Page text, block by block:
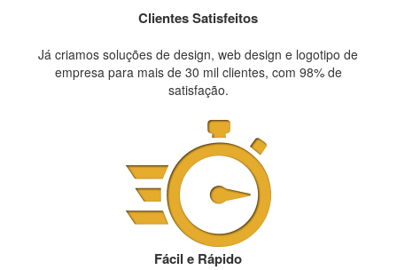
Clientes Satisfeitos
Já criamos soluções de design, web design e logotipo de
empresa para mais de 30 mil clientes, com 98% de
satisfação.
Fácil e Rápido